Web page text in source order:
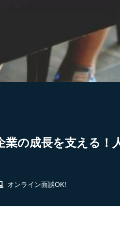
業の成長を支える
オンライン面談OK!